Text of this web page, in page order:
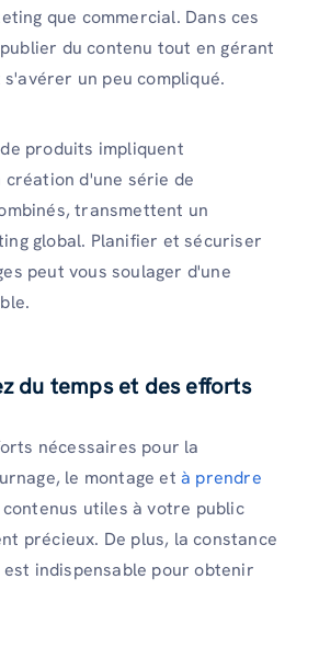
que commercial. Dans ces
du contenu tout en gérant
un peu compliqué.
produits impliquent
d'une série de
transmettent un
global. Planifier et sécuriser
peut vous soulager d'une
du temps et des efforts
nécessaires pour la
le montage et à prendre
contenus utiles à votre public
précieux. De plus, la constance
indispensable pour obtenir